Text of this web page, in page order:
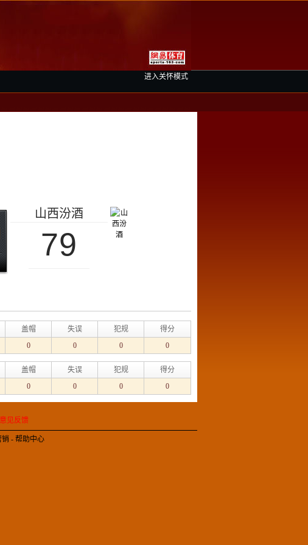
进入关怀模式
山西汾酒
79
盖帽 失误 犯规
得分
0 0 0 0
盖帽 失误 犯规
得分
0 0 0 0
意见反馈
销 - 帮助中心